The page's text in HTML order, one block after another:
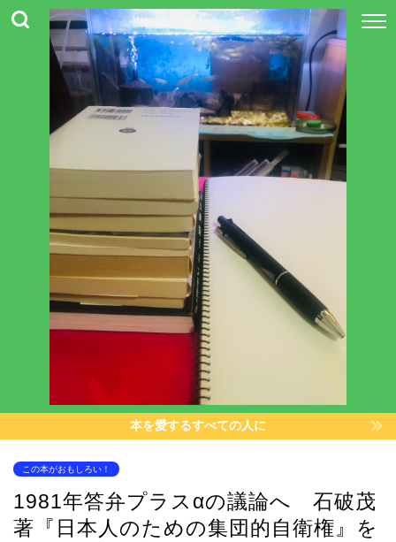
本を愛するすべての人に
この本がおもしろい！
1981年答弁プラスαの議論へ 石破茂
著『日本人のための集団的自衛権』を